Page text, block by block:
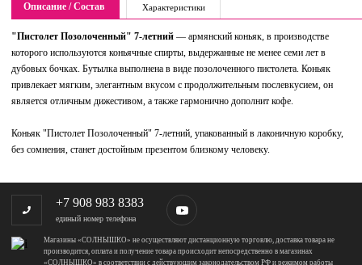
Описание / Состав Характеристики
"Пистолет Позолоченный" 7-летний — армянский коньяк, в производстве
которого используются коньячные спирты, выдержанные не менее семи лет в
дубовых бочках. Бутылка выполнена в виде позолоченного пистолета. Коньяк
привлекает мягким, элегантным вкусом с продолжительным послевкусием, он
является отличным дижестивом, а также гармонично дополнит кофе.
Коньяк "Пистолет Позолоченный" 7-летний, упакованный в лаконичную коробку,
без сомнения, станет достойным презентом близкому человеку.
+7 908 983 8383
единый номер телефона
Магазины «СОЛНЫШКО» не осуществляют дистанционную торговлю, доставка товара не
производится, оплата и получение товара происходит непосредственно в магазинах
«СОЛНЫШКО» в соответствии с действующим законодательством РФ и режимом работы